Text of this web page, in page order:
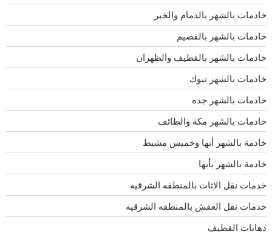
خادمات بالشهر بالدمام والخبر
خادمات بالشهر بالقصيم
خادمات بالشهر بالقطيف والظهران
خادمات بالشهر تبوك
خادمات بالشهر جده
خادمات بالشهر مكة والطائف
خادمة بالشهر أبها وخميس مشيط
خادمة بالشهر بأبها
خدمات نقل الاثاث بالمنطقه الشرقيه
خدمات نقل العفش بالمنطقه الشرقيه
دهانات القطيف